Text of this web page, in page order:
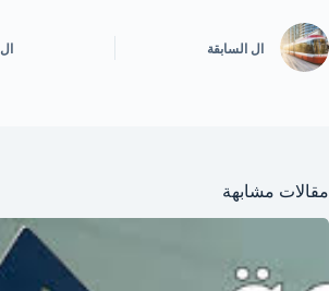
ال السابقة ال
مقالات مشابهة